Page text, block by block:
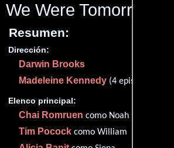
We Were Tomorrow
Resumen:
Dirección:
Darwin Brooks
Madeleine Kennedy (4 episodes, 2017)
Elenco principal:
Chai Romruen como Noah
Tim Pocock como William